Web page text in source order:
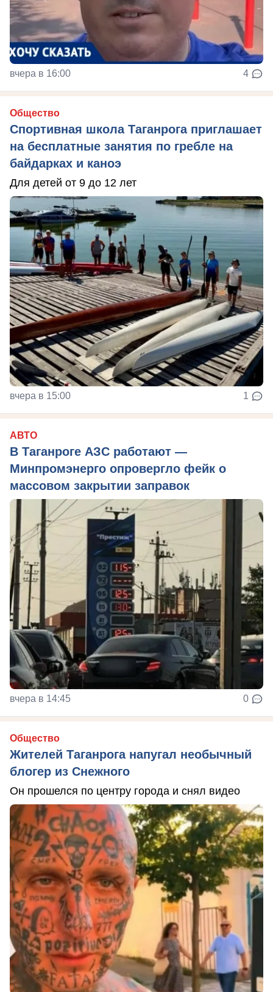
вчера в 16:00 4
Общество
Спортивная школа Таганрога приглашает
на бесплатные занятия по гребле на
байдарках и каноэ
Для детей от 9 до 12 лет
вчера в 15:00 1
АВТО
В Таганроге АЗС работают —
Минпромэнерго опровергло фейк о
массовом закрытии заправок
вчера в 14:45 0
Общество
Жителей Таганрога напугал необычный
блогер из Снежного
Он прошелся по центру города и снял видео